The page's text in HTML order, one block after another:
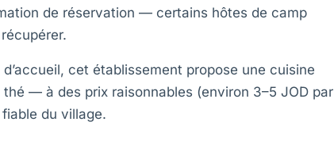
de réservation — certains hôtes de camp
cet établissement propose une cuisine
— à des prix raisonnables (environ 3–5 JOD par
fiable du village.